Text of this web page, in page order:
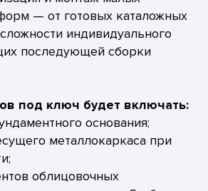
— от готовых каталожных
индивидуального
последующей сборки
под ключ будет включать:
основания;
металлокаркаса при
облицовочных